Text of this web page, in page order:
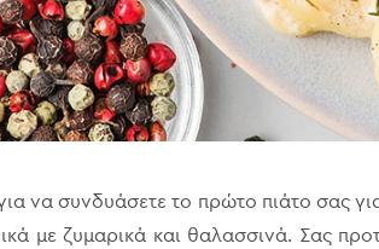
να συνδυάσετε το πρώτο πιάτο σας
με ζυμαρικά και θαλασσινά. Σας